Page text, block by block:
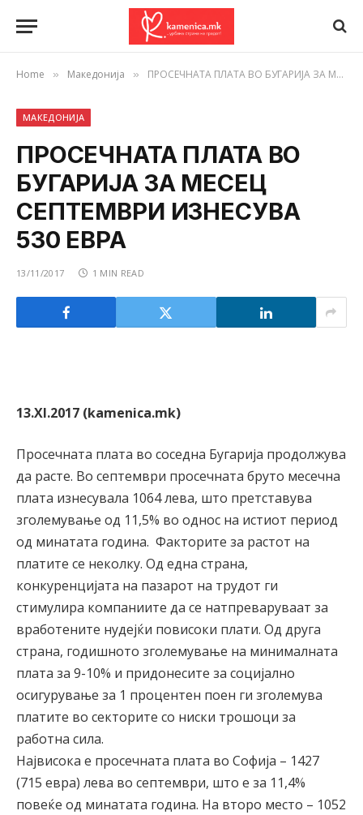
Home » Македонија » ПРОСЕЧНАТА ПЛАТА ВО БУГАРИЈА ЗА МЕСЕЦ СЕПТЕМВРИ ИЗНЕСУВА 530 ЕВРА
МАКЕДОНИЈА
ПРОСЕЧНАТА ПЛАТА ВО
БУГАРИЈА ЗА МЕСЕЦ
СЕПТЕМВРИ ИЗНЕСУВА
530 ЕВРА
13/11/2017 1 MIN READ
13.XI.2017 (kamenica.mk)
Просечната плата во соседна Бугарија продолжува
да расте. Во септември просечната бруто месечна
плата изнесувала 1064 лева, што претставува
зголемување од 11,5% во однос на истиот период
од минатата година. Факторите за растот на
платите се неколку. Од една страна,
конкуренцијата на пазарот на трудот ги
стимулира компаниите да се натпреваруваат за
вработените нудејќи повисоки плати. Од друга
страна, годишното зголемување на минималната
плата за 9-10% и придонесите за социјално
осигурување за 1 процентен поен ги зголемува
платите во секторите со ниски трошоци за
работна сила.
Највисока е просечната плата во Софија – 1427
(715 евра) лева во септември, што е за 11,4%
повеќе од минатата година. На второ место – 1052